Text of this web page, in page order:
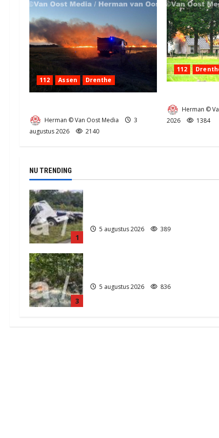
112 Assen Drenthe
Herman © Van Oost Media
3
augustus 2026
2140
112
Herman ©
2026
1384
NU TRENDING
1
5 augustus 2026 389
3
5 augustus 2026 836